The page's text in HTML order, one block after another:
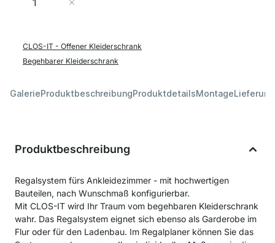
CLOS-IT - Offener Kleiderschrank
Begehbarer Kleiderschrank
GalerieProduktbeschreibungProduktdetailsMontage
Produktbeschreibung
Regalsystem fürs Ankleidezimmer - mit hochwertigen
Bauteilen, nach Wunschmaß konfigurierbar.
Mit CLOS-IT wird Ihr Traum vom begehbaren Kleiderschrank
wahr. Das Regalsystem eignet sich ebenso als Garderobe im
Flur oder für den Ladenbau. Im Regalplaner können Sie das